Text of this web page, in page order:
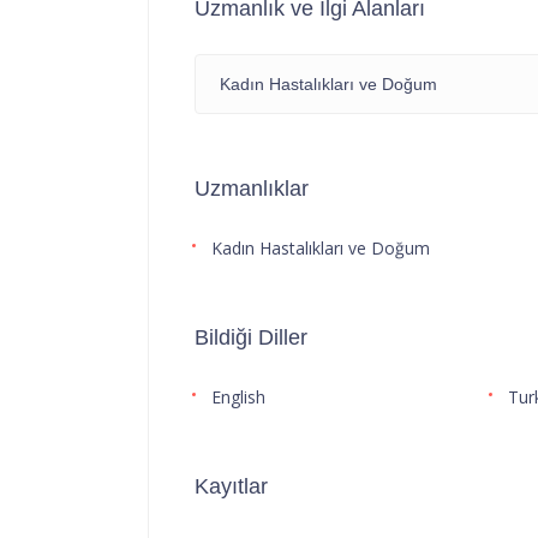
Uzmanlık ve İlgi Alanları
Kadın Hastalıkları ve Doğum
Uzmanlıklar
Kadın Hastalıkları ve Doğum
Bildiği Diller
English
Kayıtlar